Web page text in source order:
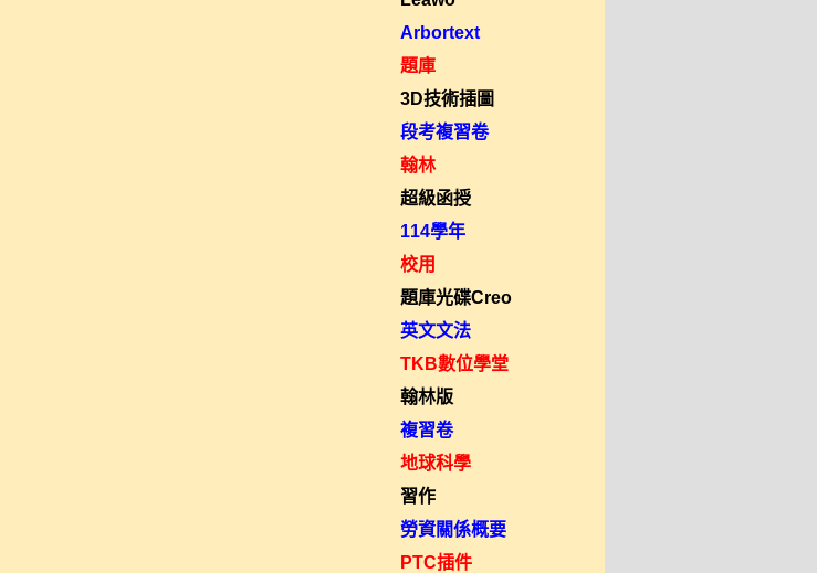
Arbortext
題庫
3D技術插圖
段考複習卷
翰林
超級函授
114學年
校用
題庫光碟Creo
英文文法
TKB數位學堂
翰林版
複習卷
地球科學
習作
勞資關係概要
PTC插件